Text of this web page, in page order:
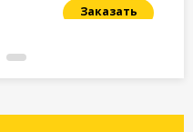
Заказать